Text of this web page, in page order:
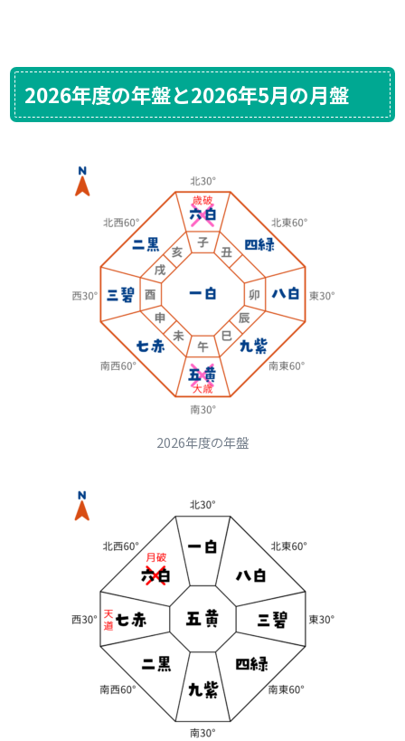
2026年度の年盤と2026年5月の月盤
2026年度の年盤